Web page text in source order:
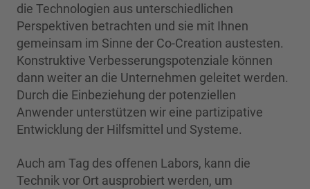
die Technologien aus unterschiedlichen
Perspektiven betrachten und sie mit Ihnen
gemeinsam im Sinne der Co-Creation austesten.
Konstruktive Verbesserungspotenziale können
dann weiter an die Unternehmen geleitet werden.
Durch die Einbeziehung der potenziellen
Anwender unterstützen wir eine partizipative
Entwicklung der Hilfsmittel und Systeme.
Auch am Tag des offenen Labors, kann die
Technik vor Ort ausprobiert werden, um